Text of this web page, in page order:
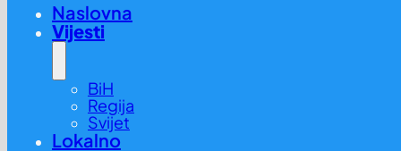
Naslovna
Vijesti
BiH
Regija
Svijet
Lokalno